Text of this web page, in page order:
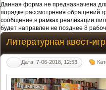
Данная форма не предназначена
порядке рассмотрения обращений
сообщение в рамках реализации
будет направлен не позднее 8
Литературная квест-
Дата: 7-06-2018, 12:53